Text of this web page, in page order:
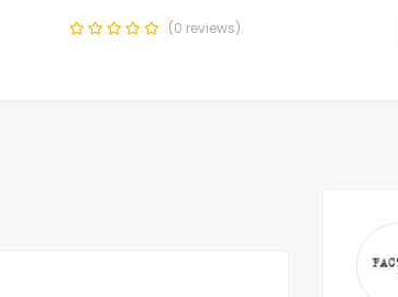
(0 reviews)